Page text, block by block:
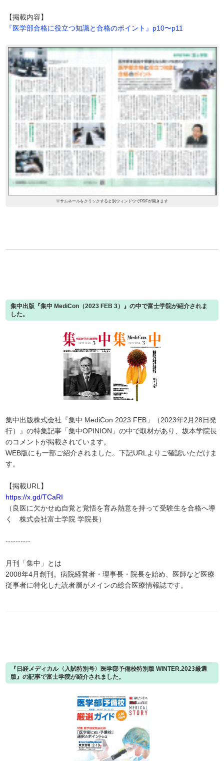
【掲載内容】
『医学部合格に役立つ知識と合格のポイント』p10〜p11
※サムネールをクリックすると別ウィンドウでPDFが開きます
集中出版『集中 MediCon（2023 FEB 3）』の中で富士学院が紹介されま
した。
集中出版株式会社『集中 MediCon 2023 FEB」（2023年2月28日発
行）』の特集記事「集中OPINION」の中で取材があり、坂本学院長
のコメントが掲載されています。
WEB版にも一部ご紹介されました。下記URLよりご確認いただけま
す。
【掲載URL】
https://x.gd/TCaRI
（良医に欠かせぬ自覚と覚悟を育み熱意を持って受験生を合格へ導
く 株式会社富士学院 学院長）
----------
月刊「集中」とは
2008年4月創刊。病院経営者・理事長・院長を始め、医師など医療
従事者に特化した読者層がメインの総合医療情報誌です。
『日経メディカル〈入試特別号〉医学部予備校特別版 WINTER.2023厳選
版』の記事で富士学院が紹介されました。